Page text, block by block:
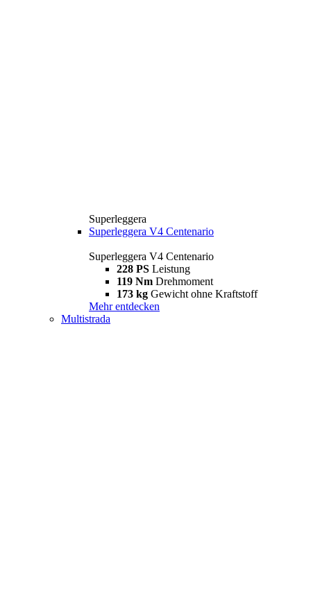
Superleggera
Superleggera V4 Centenario
Superleggera V4 Centenario
228 PS Leistung
119 Nm Drehmoment
173 kg Gewicht ohne Kraftstoff
Mehr entdecken
Multistrada